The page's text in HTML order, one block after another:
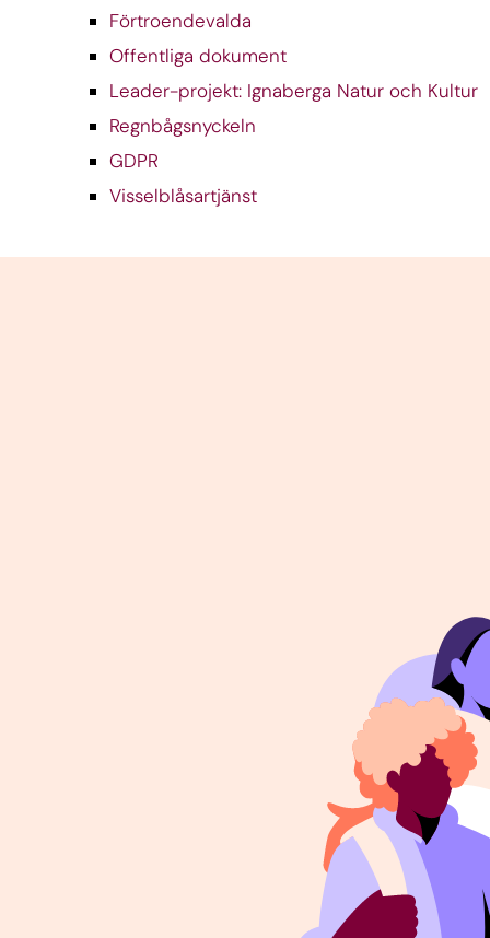
Förtroendevalda
Offentliga dokument
Leader-projekt: Ignaberga Natur och Kultur
Regnbågsnyckeln
GDPR
Visselblåsartjänst